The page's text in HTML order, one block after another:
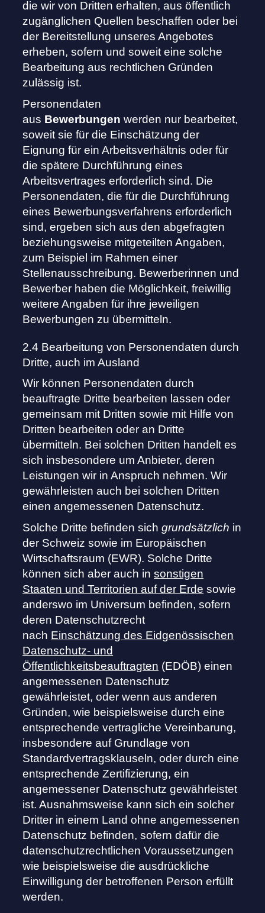
die wir von Dritten erhalten, aus öffentlich
zugänglichen Quellen beschaffen oder bei
der Bereitstellung unseres Angebotes
erheben, sofern und soweit eine solche
Bearbeitung aus rechtlichen Gründen
zulässig ist.
Personendaten
aus Bewerbungen werden nur bearbeitet,
soweit sie für die Einschätzung der
Eignung für ein Arbeitsverhältnis oder für
die spätere Durchführung eines
Arbeitsvertrages erforderlich sind. Die
Personendaten, die für die Durchführung
eines Bewerbungsverfahrens erforderlich
sind, ergeben sich aus den abgefragten
beziehungsweise mitgeteilten Angaben,
zum Beispiel im Rahmen einer
Stellenausschreibung. Bewerberinnen und
Bewerber haben die Möglichkeit, freiwillig
weitere Angaben für ihre jeweiligen
Bewerbungen zu übermitteln.
2.4 Bearbeitung von Personendaten durch
Dritte, auch im Ausland
Wir können Personendaten durch
beauftragte Dritte bearbeiten lassen oder
gemeinsam mit Dritten sowie mit Hilfe von
Dritten bearbeiten oder an Dritte
übermitteln. Bei solchen Dritten handelt es
sich insbesondere um Anbieter, deren
Leistungen wir in Anspruch nehmen. Wir
gewährleisten auch bei solchen Dritten
einen angemessenen Datenschutz.
Solche Dritte befinden sich grundsätzlich in
der Schweiz sowie im Europäischen
Wirtschaftsraum (EWR). Solche Dritte
können sich aber auch in sonstigen
Staaten und Territorien auf der Erde sowie
anderswo im Universum befinden, sofern
deren Datenschutzrecht
nach Einschätzung des Eidgenössischen
Datenschutz- und
Öffentlichkeitsbeauftragten (EDÖB) einen
angemessenen Datenschutz
gewährleistet, oder wenn aus anderen
Gründen, wie beispielsweise durch eine
entsprechende vertragliche Vereinbarung,
insbesondere auf Grundlage von
Standardvertragsklauseln, oder durch eine
entsprechende Zertifizierung, ein
angemessener Datenschutz gewährleistet
ist. Ausnahmsweise kann sich ein solcher
Dritter in einem Land ohne angemessenen
Datenschutz befinden, sofern dafür die
datenschutzrechtlichen Voraussetzungen
wie beispielsweise die ausdrückliche
Einwilligung der betroffenen Person erfüllt
werden.